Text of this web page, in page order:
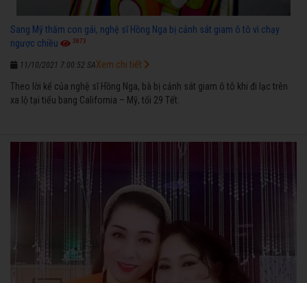
Sang Mỹ thăm con gái, nghệ sĩ Hồng Nga bị cảnh sát giam ô tô vì chạy
ngược chiều
3873
11/10/2021 7:00:52 SA
Theo lời kể của nghệ sĩ Hồng Nga, bà bị cảnh sát giam ô tô khi đi lạc trên
xa lộ tại tiểu bang California – Mỹ, tối 29 Tết.
Xem chi tiết